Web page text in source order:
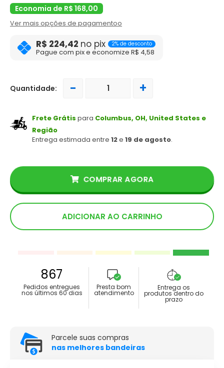
Economia de R$ 168,00
Ver mais opções de pagamentoo
R$ 224,42 no pix 2% de desconto
Pague com pix e economize R$ 4,58
Quantidade: - +
Frete Grátis para Columbus, OH, United States e
Região
Entrega estimada entre 12e 19 de agosto.
ADICIONAR AO CARRINHO
COMPRAR AGORA
867
Pedidos entregues
nos últimos 60 dias
Presta bom
atendimento
Entrega os
produtos dentro do
prazo
Parcele suas compras
nas melhores bandeiras